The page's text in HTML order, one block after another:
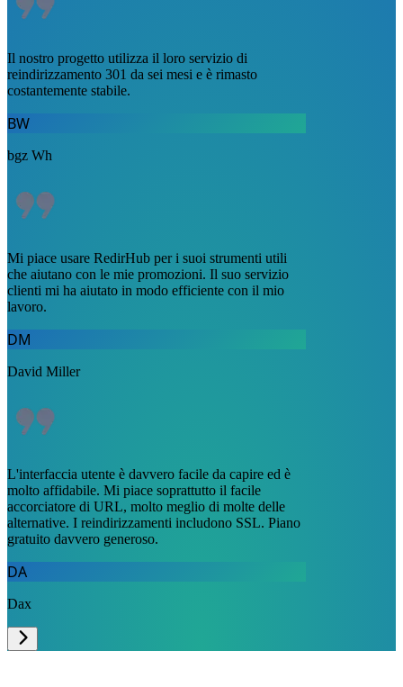
Il nostro progetto utilizza il loro servizio di
reindirizzamento 301 da sei mesi e è rimasto
costantemente stabile.
BW
bgz Wh
Mi piace usare RedirHub per i suoi strumenti utili
che aiutano con le mie promozioni. Il suo servizio
clienti mi ha aiutato in modo efficiente con il mio
lavoro.
DM
David Miller
L'interfaccia utente è davvero facile da capire ed è
molto affidabile. Mi piace soprattutto il facile
accorciatore di URL, molto meglio di molte delle
alternative. I reindirizzamenti includono SSL. Piano
gratuito davvero generoso.
DA
Dax